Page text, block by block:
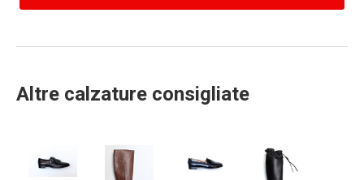
Altre calzature consigliate